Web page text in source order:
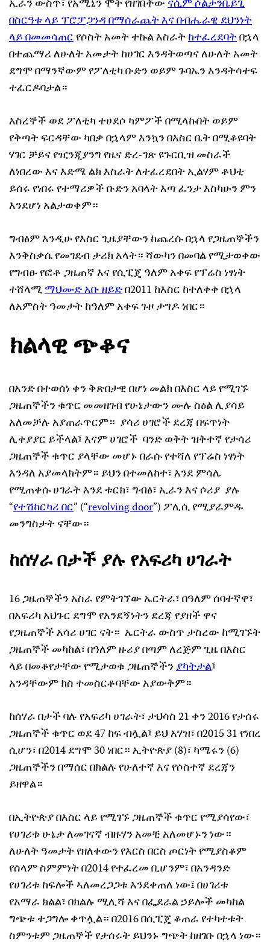
ኢራን ውስጥ፣ የአሚኒን ሞት የዘገበችውናሲም ሶልታንቤይጊ
በስርዓቱ ላይ ፕሮፓጋንዳ በማሰራጨት እና በብሔራዊ ደህንነት
ላይ በመመሳጠርየሶስት አመት ተኩል እስራትከተፈረደባትበኋላ
በተጨማሪ ለሁለት አመታት ከሀገር እንዳትወጣና ለሁለት አመት
ደግሞ በማንኛውም የፖለቲካ ቡድን ወይም ጉባኤን እንዳትሳተፍ
ተፈርዶባታል።
እስረኞች ወደ ፖለቲካ ተሀደሶ ካምፖች በሚላኩበት ወይም
የቅጣት ፍርዳቸው ካበቃ በኋላም እንኳን በእስር ቤት በሚቆዩባት
ሃገር ቻይና የዢንጂያንግ የዜና ድረ-ገጽ ዩጉርቢዝ መስራች
ለነበረው እና እድሜ ልክ እስራት ለተፈረደበት ኢልሃም ቶህቲ
ይሰሩ የነበሩ የተማሪዎች ቡድን አባላት እጣ ፈንታ እስካሁን ምን
እንደሆነ አልታወቀም።
ግብፅም እንዲሁ የእስር ጊዜያቸውን ከጨረሱ በኋላ የጋዜጠኞችን
እንቅስቃሴ የመገደብ ታሪክ አላት። ሻውካን በመባል የሚታወቀው
የግብፁ የፎቶ ጋዜጠኛ እና የሲፒጄ ዓለም አቀፍ የፕሬስ ነፃነት
ተሸላሚማህሙድ አቡ ዘይድበ2011 ከእስር ከተለቀቀ በኋላ
ለአምስት ዓመታት ከዓለም አቀፍ ጉዞ ታግዶ ነበር።
ክልላዊ ጭቆና
በአንድ በተወሰነ ቀን ቅጽበታዊ በሆነ መልክ በእስር ላይ የሚገኙ
ጋዜጠኞችን ቁጥር መመዘገብ የሁኔታውን ሙሉ ስዕል ሊያሳይ
አለመቻሉ አያጠራጥርም። ያሳሪ ሀገሮች ደረጃ በፍጥነት
ሊቀያያር ይችላል፤ እናም ሀገሮች ባንድ ወቅት ዝቅተኛ የታሳሪ
ጋዜጠኞች ቁጥር ያላቸው መሆኑ በራሱ የተሻለ የፕሬስ ነፃነት
እንዳለ አያመላክትም። ይህን በተመለከተ፣ እንደ ምሳሌ
የሚጠቀሱ ሀገራት እንደ ቱርክ፣ ግብፅ፣ ኢራን እና ሶሪያ ያሉ
“የተሽከርካሪ በር” (“revolving door”) ፖሊሲ የሚያራምዱ
መንግስታት ናቸው።
ከሰሃራ በታች ያሉ የአፍሪካ ሀገራት
16 ጋዜጠኞችን አስራ የምትገኘው ኤርትራ፣ በዓለም ሰባተኛዋ፣
በአፍሪካ አህጉር ደግሞ የአንደኝነትን ደረጃ የያዘች ዋና
የጋዜጠኞች አሳሪ ሀገር ናት። ኤርትራ ውስጥ ታስረው ከሚገኙት
ጋዜጠኞች መካከል፣ በዓለም ዙሪያ በጣም ለረጅም ጊዜ በእስር
ላይ በመቆየታቸው የሚታወቁ ጋዜጠኞችንያካትታል፤
አንዳቸውም ክስ ተመስርቶባቸው አያውቅም።
ከሰሃራ በታች ባሉ የአፍሪካ ሀገራት፣ ታህሳስ 21 ቀን 2016 የታሰሩ
ጋዜጠኞች ቁጥር ወደ 47 ከፍ ብሏል፤ ይህ አሃዝ፣ በ2015 31 የነበረ
ሲሆን፣ በ2014 ደግሞ 30 ነበር። ኢትዮጵያ (8)፣ ካሜሩን (6)
ጋዜጠኞችን በማሰር በክልሉ የሁለተኛ እና የሶስተኛ ደረጃን
ይዘዋል።
በኢትዮጵያ በእስር ላይ የሚገኙ ጋዜጠኞች ቁጥር የሚያሳየው፣
የሀገሪቱ ሁኔታ ለመገናኛ ብዙሃን አመቺ አለመሆኑን ነው።
ለሁለት ዓመታት የዘለቀውን የእርስ በርስ ጦርነት የሚያስቆም
የሰላም ስምምነት በ2014 የተፈረመ ቢሆንም፣ በአንዳንድ
የሀገሪቱ ከፍሎች ኣለመረጋጋቱ እንደቀጠለ ነው፤ በሀገሪቱ
የአማራ ክልል፣ በክልሉ ሚሊሻ እና በፌደራል ኃይሎች መካከል
ግጭቱ ተጋግሎ ቀጥሏል። በ2016 በሲፒጄ ቆጠራ የተካተቱት
ስምንቱም ጋዜጠኞች የታሰሩት ይህንኑ ግጭት ከዘገቡ በኋላ ነው።